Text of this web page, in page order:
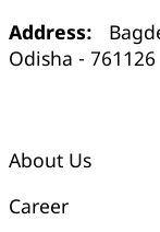
Address:
Odisha - 761126
About Us
Career